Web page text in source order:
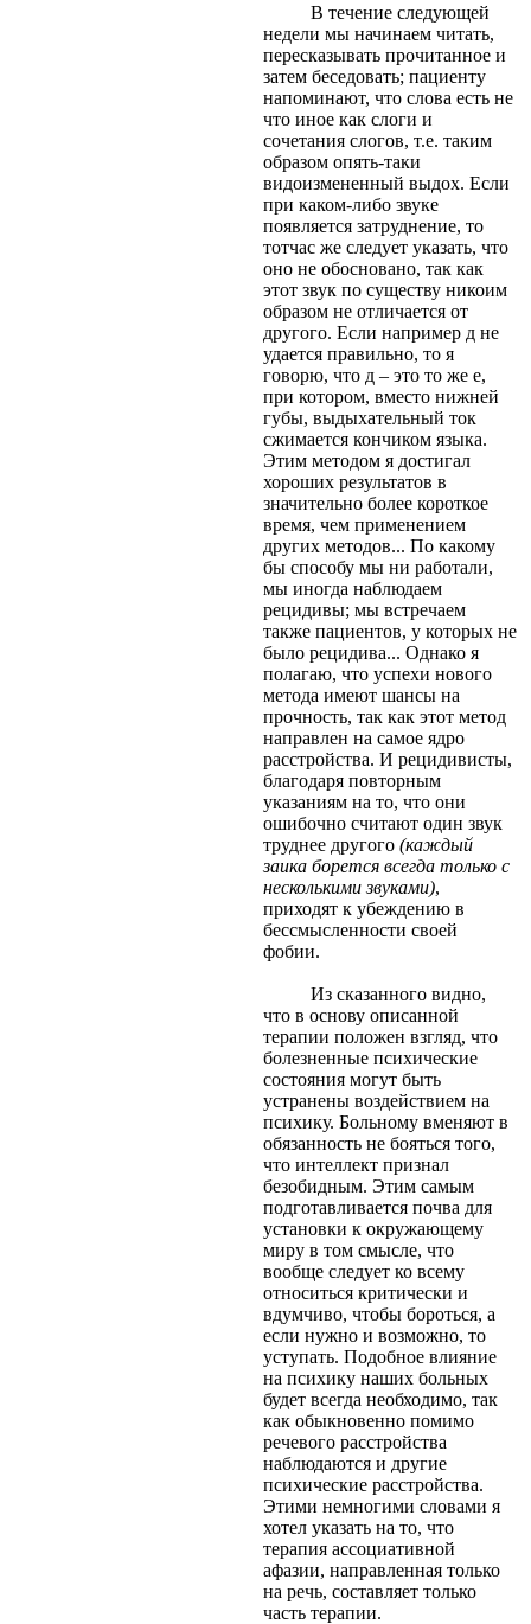
В течение следующей
недели мы начинаем читать,
пересказывать прочитанное и
затем беседовать; пациенту
напоминают, что слова есть не
что иное как слоги и
сочетания слогов, т.е. таким
образом опять-таки
видоизмененный выдох. Если
при каком-либо звуке
появляется затруднение, то
тотчас же следует указать, что
оно не обосновано, так как
этот звук по существу никоим
образом не отличается от
другого. Если например д не
удается правильно, то я
говорю, что д – это то же е,
при котором, вместо нижней
губы, выдыхательный ток
сжимается кончиком языка.
Этим методом я достигал
хороших результатов в
значительно более короткое
время, чем применением
других методов... По какому
бы способу мы ни работали,
мы иногда наблюдаем
рецидивы; мы встречаем
также пациентов, у которых не
было рецидива... Однако я
полагаю, что успехи нового
метода имеют шансы на
прочность, так как этот метод
направлен на самое ядро
расстройства. И рецидивисты,
благодаря повторным
указаниям на то, что они
ошибочно считают один звук
труднее другого (каждый
заика борется всегда только с
несколькими звуками),
приходят к убеждению в
бессмысленности своей
фобии.
Из сказанного видно,
что в основу описанной
терапии положен взгляд, что
болезненные психические
состояния могут быть
устранены воздействием на
психику. Больному вменяют в
обязанность не бояться того,
что интеллект признал
безобидным. Этим самым
подготавливается почва для
установки к окружающему
миру в том смысле, что
вообще следует ко всему
относиться критически и
вдумчиво, чтобы бороться, а
если нужно и возможно, то
уступать. Подобное влияние
на психику наших больных
будет всегда необходимо, так
как обыкновенно помимо
речевого расстройства
наблюдаются и другие
психические расстройства.
Этими немногими словами я
хотел указать на то, что
терапия ассоциативной
афазии, направленная только
на речь, составляет только
часть терапии.